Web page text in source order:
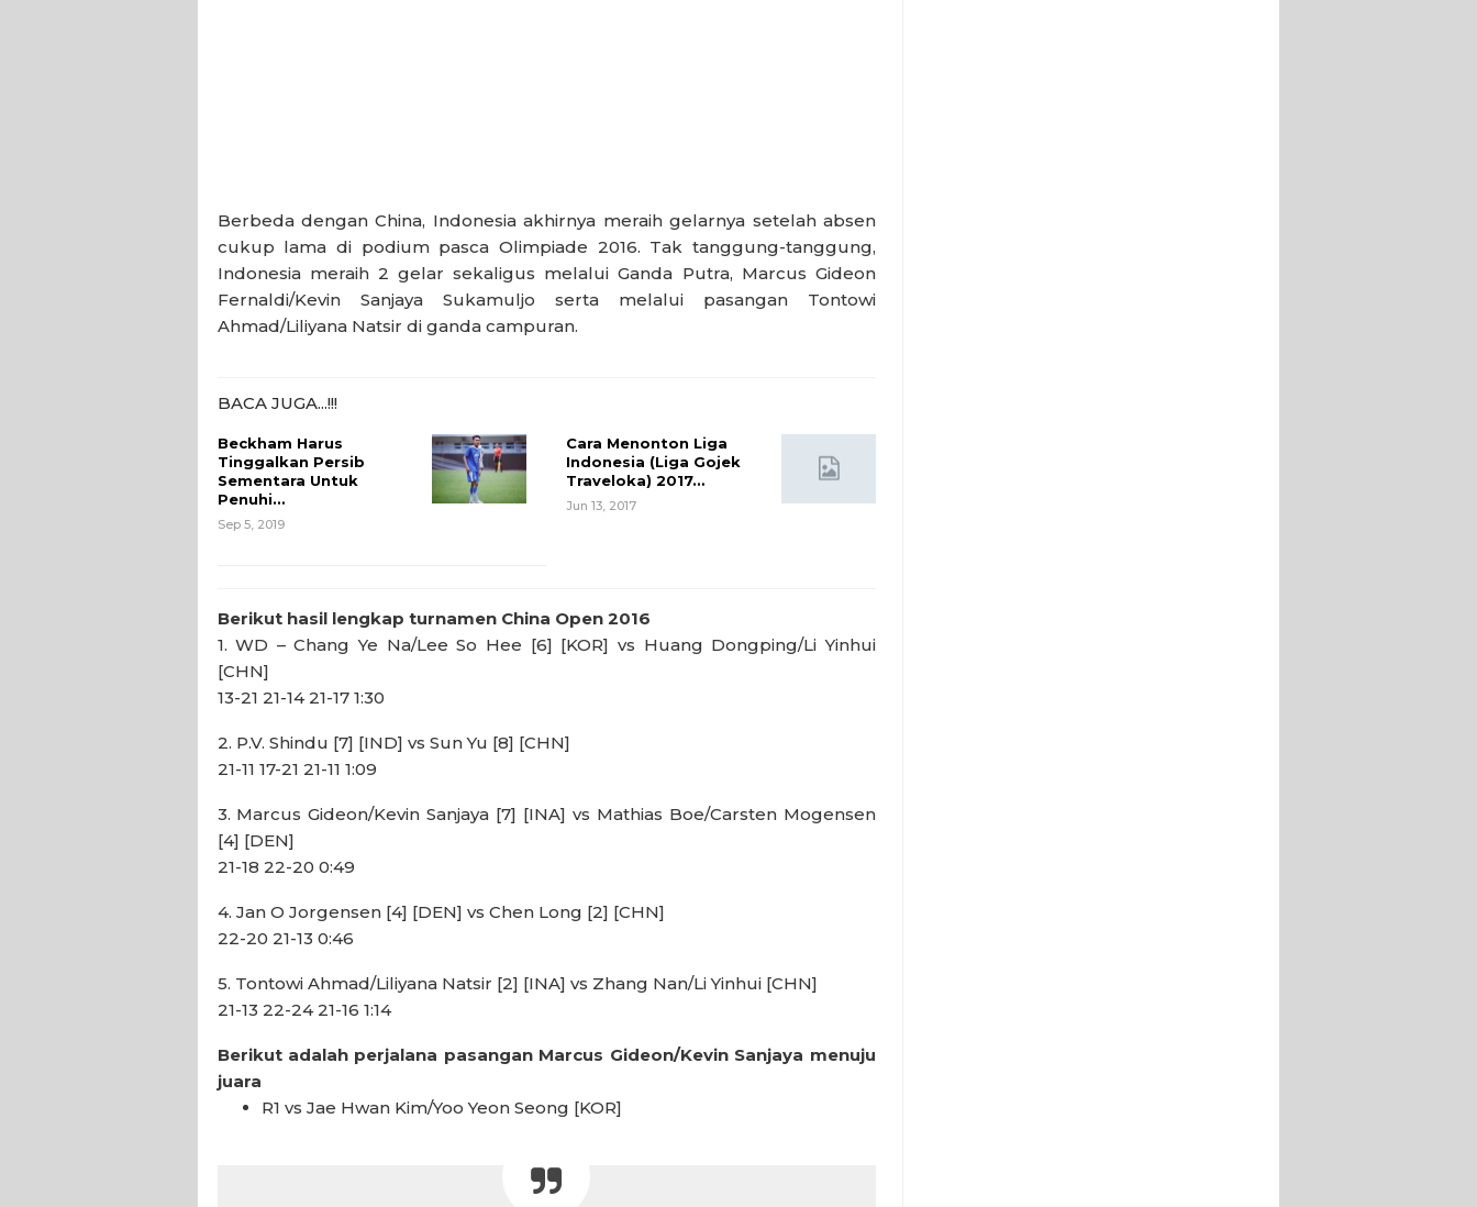
Berbeda dengan China, Indonesia akhirnya meraih gelarnya setelah absen
cukup lama di podium pasca Olimpiade 2016. Tak tanggung-tanggung,
Indonesia meraih 2 gelar sekaligus melalui Ganda Putra, Marcus Gideon
Fernaldi/Kevin Sanjaya Sukamuljo serta melalui pasangan Tontowi
Ahmad/Liliyana Natsir di ganda campuran.
BACA JUGA...!!!
Beckham Harus
Tinggalkan Persib
Sementara Untuk
Penuhi…
Sep 5, 2019
Cara Menonton Liga
Indonesia (Liga Gojek
Traveloka) 2017…
Jun 13, 2017
Berikut hasil lengkap turnamen China Open 2016
1. WD – Chang Ye Na/Lee So Hee [6] [KOR] vs Huang Dongping/Li Yinhui
[CHN]
13-21 21-14 21-17 1:30
2. P.V. Shindu [7] [IND] vs Sun Yu [8] [CHN]
21-11 17-21 21-11 1:09
3. Marcus Gideon/Kevin Sanjaya [7] [INA] vs Mathias Boe/Carsten Mogensen
[4] [DEN]
21-18 22-20 0:49
4. Jan O Jorgensen [4] [DEN] vs Chen Long [2] [CHN]
22-20 21-13 0:46
5. Tontowi Ahmad/Liliyana Natsir [2] [INA] vs Zhang Nan/Li Yinhui [CHN]
21-13 22-24 21-16 1:14
Berikut adalah perjalana pasangan Marcus Gideon/Kevin Sanjaya menuju
juara
R1 vs Jae Hwan Kim/Yoo Yeon Seong [KOR]